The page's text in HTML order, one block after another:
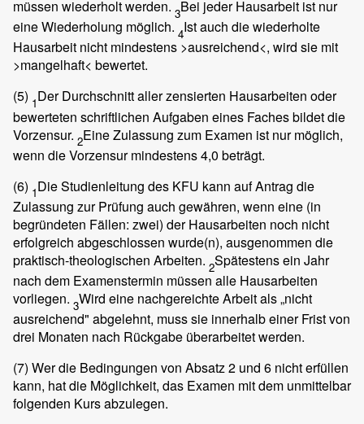
müssen wiederholt werden. 3Bei jeder Hausarbeit ist nur
eine Wiederholung möglich. 4Ist auch die wiederholte
Hausarbeit nicht mindestens >ausreichend<, wird sie mit
>mangelhaft< bewertet.
(5) 1Der Durchschnitt aller zensierten Hausarbeiten oder
bewerteten schriftlichen Aufgaben eines Faches bildet die
Vorzensur. 2Eine Zulassung zum Examen ist nur möglich,
wenn die Vorzensur mindestens 4,0 beträgt.
(6) 1Die Studienleitung des KFU kann auf Antrag die
Zulassung zur Prüfung auch gewähren, wenn eine (in
begründeten Fällen: zwei) der Hausarbeiten noch nicht
erfolgreich abgeschlossen wurde(n), ausgenommen die
praktisch-theologischen Arbeiten. 2Spätestens ein Jahr
nach dem Examenstermin müssen alle Hausarbeiten
vorliegen. 3Wird eine nachgereichte Arbeit als „nicht
ausreichend" abgelehnt, muss sie innerhalb einer Frist von
drei Monaten nach Rückgabe überarbeitet werden.
(7) Wer die Bedingungen von Absatz 2 und 6 nicht erfüllen
kann, hat die Möglichkeit, das Examen mit dem unmittelbar
folgenden Kurs abzulegen.